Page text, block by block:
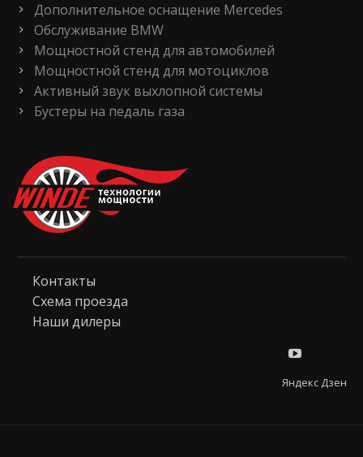
Дополнительное оснащение Mercedes
Обслуживание BMW
Мощностной стенд для автомобилей
Мощностной стенд для мотоциклов
Активный звук выхлопной системы
Бустеры на педаль газа
Контакты
Схема проезда
Наши дилеры
Яндекс Дзен